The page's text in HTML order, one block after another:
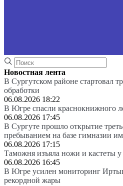
Новостная лента
В Сургутском районе стартовал
обработки
06.08.2026 18:22
В Югре спасли краснокнижного
06.08.2026 17:45
В Сургуте прошло открытие
пребыванием на базе гимназии
06.08.2026 17:15
Таможня изъяла ножи и кастеты
06.08.2026 16:45
В Югре усилен мониторинг
рекордной жары